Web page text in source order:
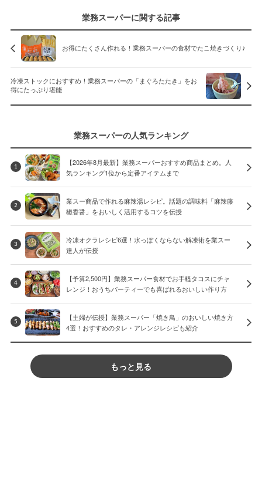
業務スーパーに関する記事
お得にたくさん作れる！業務スーパーの食材でたこ焼きづくり♪
冷凍ストックにおすすめ！業務スーパーの「まぐろたたき」をお
得にたっぷり堪能
業務スーパーの人気ランキング
1
【2026年8月最新】業務スーパーおすすめ商品まとめ。人
気ランキング1位から定番アイテムまで
2
業スー商品で作れる麻辣湯レシピ。話題の調味料「麻辣藤
椒香醤」をおいしく活用するコツを伝授
3
冷凍オクラレシピ6選！水っぽくならない解凍術を業スー
達人が伝授
4
【予算2,500円】業務スーパー食材でお手軽タコスにチャ
レンジ！おうちパーティーでも喜ばれるおいしい作り方
5
【主婦が伝授】業務スーパー「焼き鳥」のおいしい焼き方
4選！おすすめのタレ・アレンジレシピも紹介
もっと見る